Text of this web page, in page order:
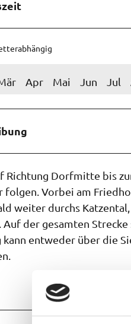
Apr Mai Jun Jul
Richtung Dorfmitte bis
folgen. Vorbei am
weiter durchs
Auf der gesamten
kann entweder über die